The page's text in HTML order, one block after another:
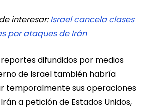
interesar:Israel cancela clases
por ataques de Irán
difundidos por medios
de Israel también habría
temporalmente sus operaciones
a petición de Estados Unidos,